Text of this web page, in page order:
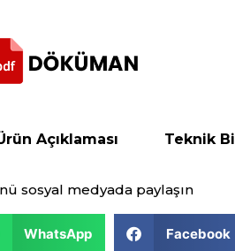
Açıklaması Teknik
sosyal medyada paylaşın
WhatsApp Facebook